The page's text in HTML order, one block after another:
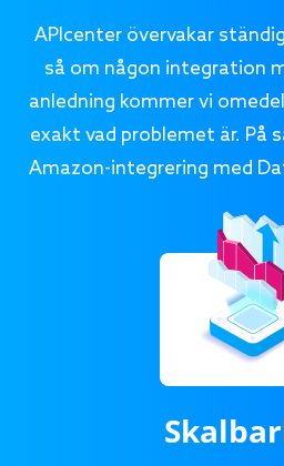
APIcenter övervakar
så om någon integration
anledning kommer vi
exakt vad problemet är. På
Amazon-integrering med